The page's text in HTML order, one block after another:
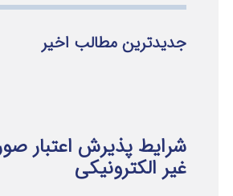
جدیدترین مطالب اخیر
شرایط پذیرش اعتبار
غیر الکترونیکی